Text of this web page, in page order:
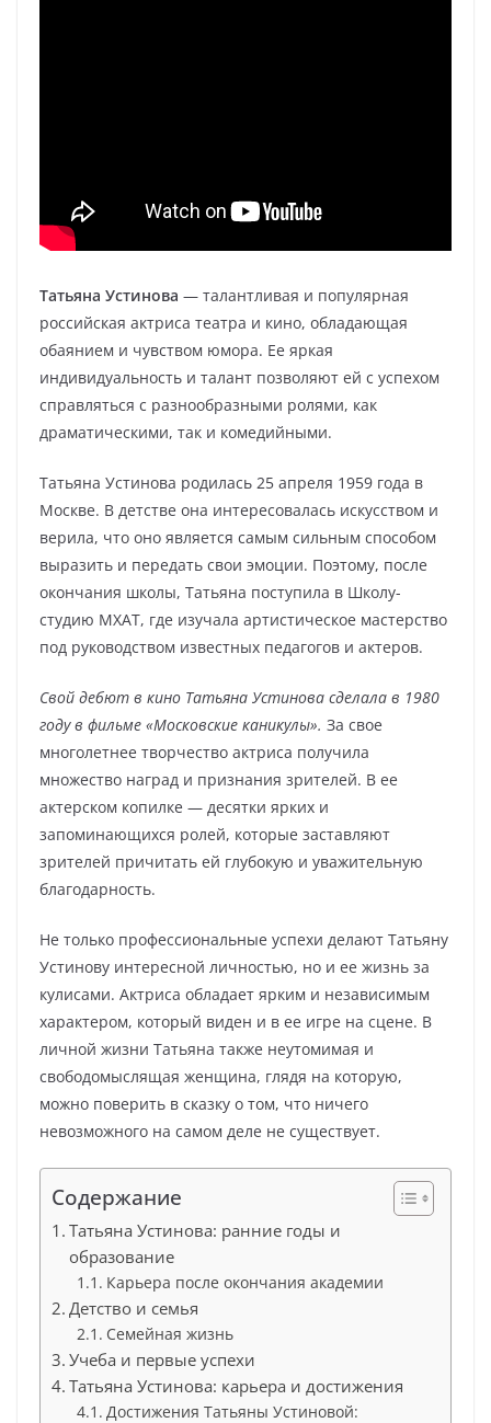
Татьяна Устинова — талантливая и популярная
российская актриса театра и кино, обладающая
обаянием и чувством юмора. Ее яркая
индивидуальность и талант позволяют ей с успехом
справляться с разнообразными ролями, как
драматическими, так и комедийными.
Татьяна Устинова родилась 25 апреля 1959 года в
Москве. В детстве она интересовалась искусством и
верила, что оно является самым сильным способом
выразить и передать свои эмоции. Поэтому, после
окончания школы, Татьяна поступила в Школу-
студию МХАТ, где изучала артистическое мастерство
под руководством известных педагогов и актеров.
Свой дебют в кино Татьяна Устинова сделала в 1980
году в фильме «Московские каникулы». За свое
многолетнее творчество актриса получила
множество наград и признания зрителей. В ее
актерском копилке — десятки ярких и
запоминающихся ролей, которые заставляют
зрителей причитать ей глубокую и уважительную
благодарность.
Не только профессиональные успехи делают Татьяну
Устинову интересной личностью, но и ее жизнь за
кулисами. Актриса обладает ярким и независимым
характером, который виден и в ее игре на сцене. В
личной жизни Татьяна также неутомимая и
свободомыслящая женщина, глядя на которую,
можно поверить в сказку о том, что ничего
невозможного на самом деле не существует.
Содержание
Татьяна Устинова: ранние годы и
образование
Карьера после окончания академии
Детство и семья
Семейная жизнь
Учеба и первые успехи
Татьяна Устинова: карьера и достижения
Достижения Татьяны Устиновой: